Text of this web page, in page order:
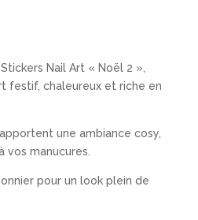
Nail Art « Noël 2 »,
festif, chaleureux et riche en
une ambiance cosy,
vos manucures.
pour un look plein de